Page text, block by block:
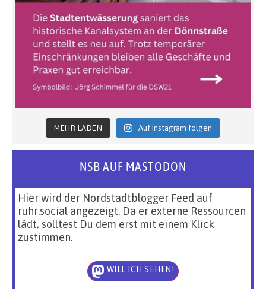
MEHR LADEN Auf Instagram folgen
NSB AUF MASTODON
Hier wird der Nordstadtblogger Feed auf
ruhr.social angezeigt. Da er externe Ressourcen
lädt, solltest Du dem erst mit einem Klick
zustimmen.
WILL ICH SEHEN!